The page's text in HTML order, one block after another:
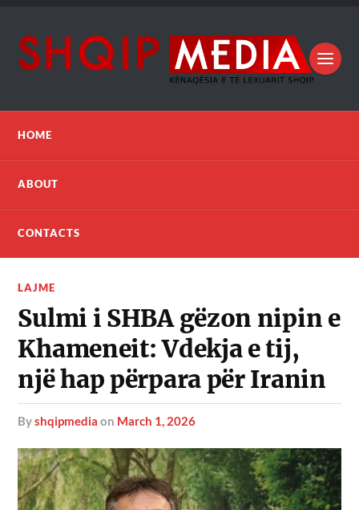
HOME
ABOUT
CONTACTS
LAJME
Sulmi i SHBA gëzon nipin e
Khameneit: Vdekja e tij,
një hap përpara për Iranin
byshqipmedia on March 1, 2026